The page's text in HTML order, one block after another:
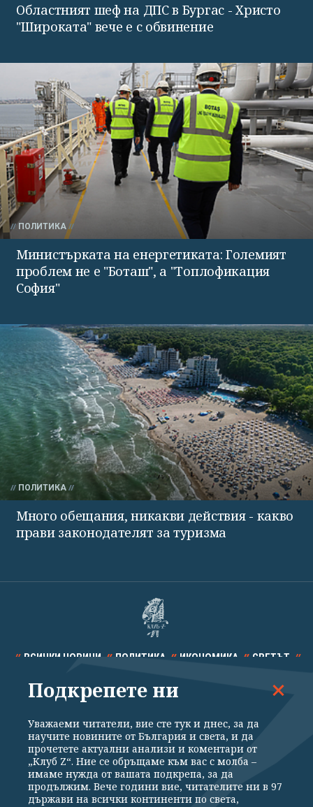
Областният шеф на ДПС в Бургас - Христо
"Широката" вече е с обвинение
ПОЛИТИКА
Министърката на енергетиката: Големият
проблем не е "Боташ", а "Топлофикация
София"
ПОЛИТИКА
Много обещания, никакви действия - какво
прави законодателят за туризма
ВСИЧКИ НОВИНИ ПОЛИТИКА ИКОНОМИКА СВЕТЪТ
СПОРТ КУЛТУРА ТЕХНОЛОГИИ КАЛЕЙДОСКОП
Общи условия Политика за поверителност
Подкрепете ни
Уважаеми читатели, вие сте тук и днес, за да
научите новините от България и света, и да
прочетете актуални анализи и коментари от
„Клуб Z“. Ние се обръщаме към вас с молба –
имаме нужда от вашата подкрепа, за да
продължим. Вече години вие, читателите ни в 97
държави на всички континенти по света,